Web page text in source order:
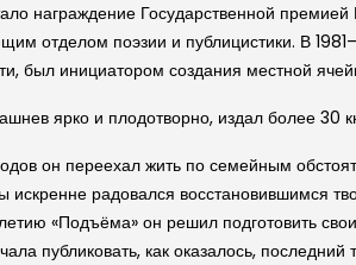
награждение Государственной
отделом поэзии и публицистики. В
был инициатором создания местной
ярко и плодотворно, издал более 30
он переехал жить по семейным
искренне радовался восстановившимся
«Подъёма» он решил подготовить
публиковать, как оказалось,